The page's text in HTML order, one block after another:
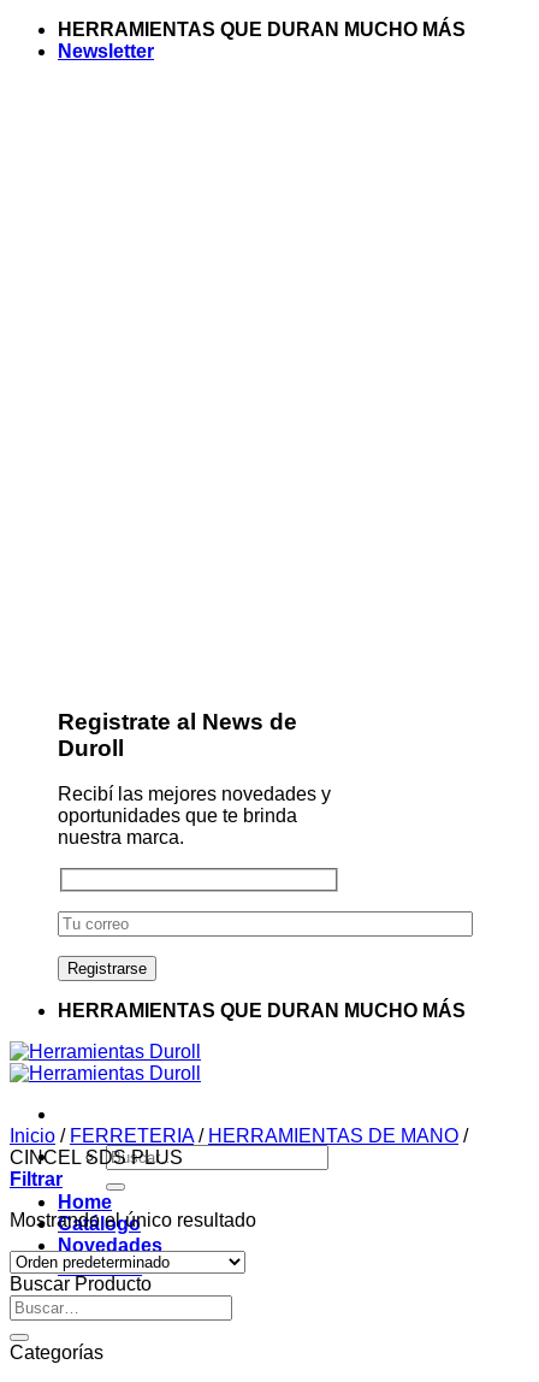
Saltar
HERRAMIENTAS QUE DURAN MUCHO MÁS
Newsletter
Registrate al News de
Duroll
Recibí las mejores novedades y
oportunidades que te brinda
nuestra marca.
HERRAMIENTAS QUE DURAN MUCHO MÁS
Buscar
por:
Home
Catálogo
Novedades
Contacto
Inicio / FERRETERIA / HERRAMIENTAS DE MANO /
CINCEL SDS PLUS
Filtrar
Mostrando el único resultado
Buscar Producto
Buscar
por:
Categorías